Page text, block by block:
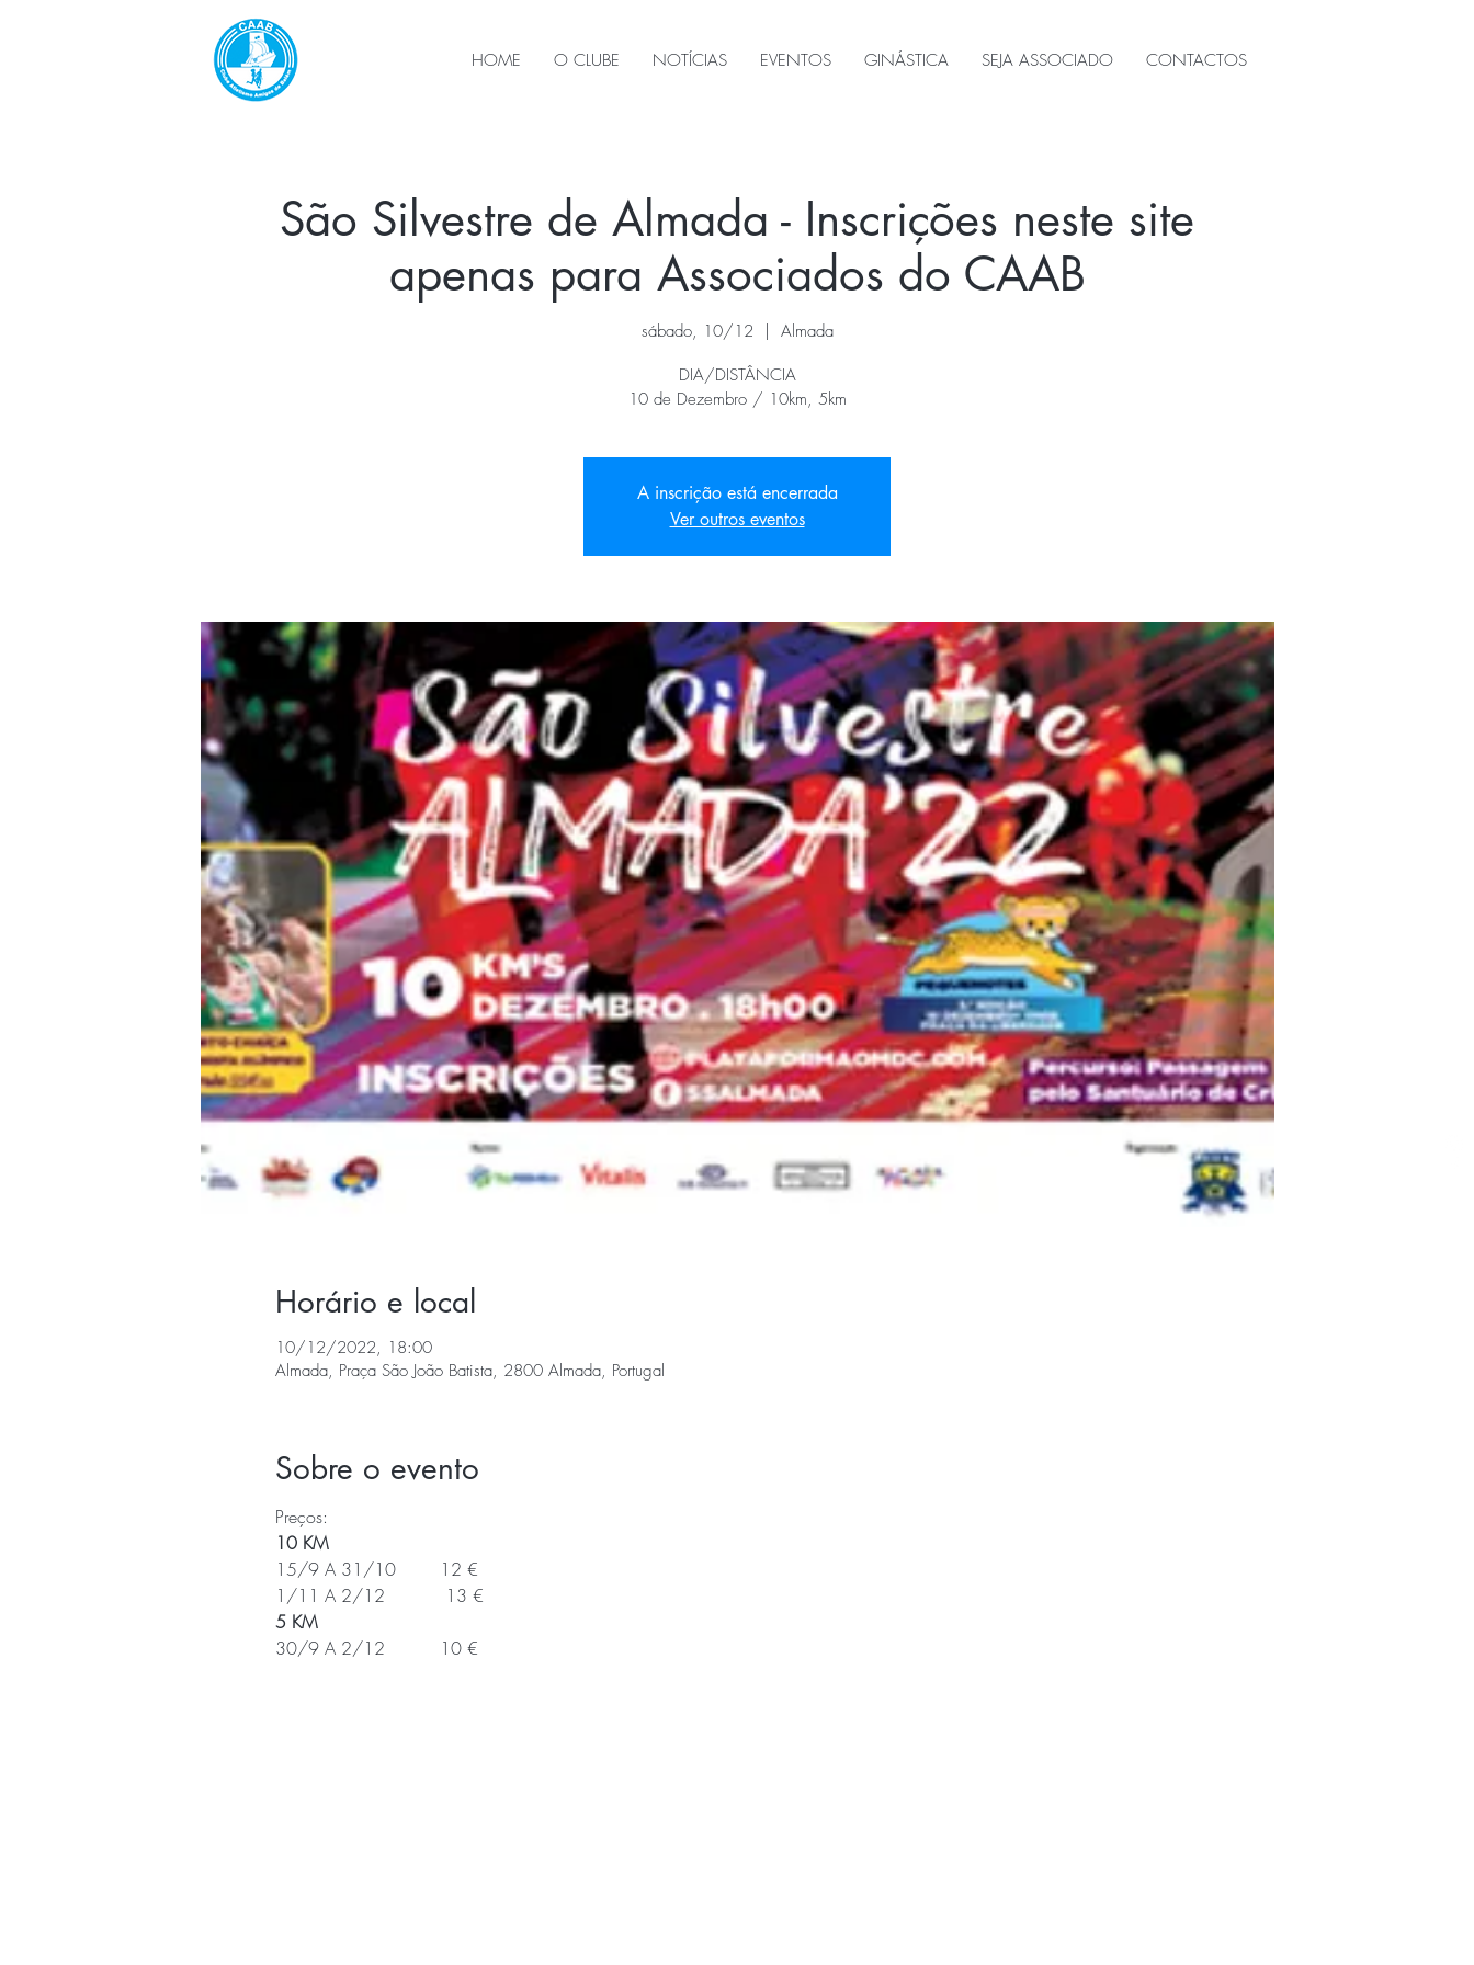
HOME O CLUBE NOTÍCIAS EVENTOS GINÁSTICA SEJA ASSOCIADO CONTACTOS
São Silvestre de Almada - Inscrições neste site
apenas para Associados do CAAB
sábado, 10/12
  |
Almada
DIA/DISTÂNCIA
10 de Dezembro / 10km, 5km
A inscrição está encerrada
Ver outros eventos
Horário e local
10/12/2022, 18:00
Almada, Praça São João Batista, 2800 Almada, Portugal
Sobre o evento
Preços:
10 KM
15/9 A 31/10        12 €
1/11 A 2/12           13 €
5 KM
30/9 A 2/12          10 €